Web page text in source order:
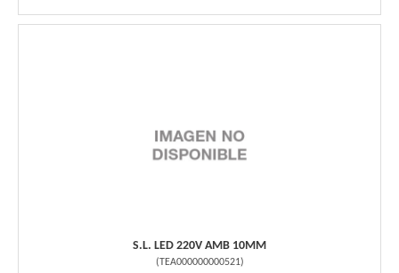
S.L. LED 220V AMB 10MM
( TEA000000000521)